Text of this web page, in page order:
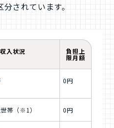
されています。
入状況 負担上
限月額
0円
帯（※1） 0円